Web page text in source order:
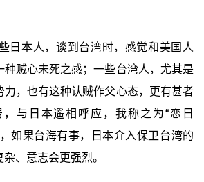
日本人，谈到台湾时，感觉和美国人
种贼心未死之感；一些台湾人，尤其是
力，也有这种认贼作父心态，更有甚者
与日本遥相呼应，我称之为“恋日
，如果台海有事，日本介入保卫台湾的
、意志会更强烈。